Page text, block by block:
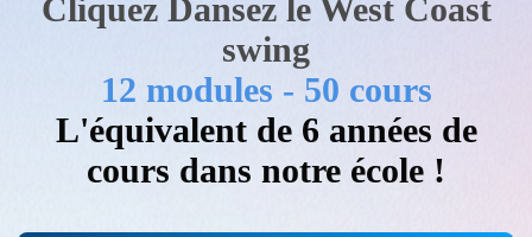
Cliquez Dansez le West Coast
swing
12 modules - 50 cours
L'équivalent de 6 années de
cours dans notre école !